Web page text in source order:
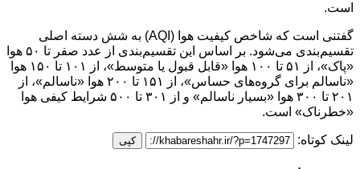
است.
گفتنی است که شاخص کیفیت هوا (AQI) به شش دسته اصلی
تقسیم‌بندی می‌شود. بر اساس این تقسیم‌بندی از عدد صفر تا ۵۰ هوا
«پاک»، از ۵۱ تا ۱۰۰ هوا «قابل قبول یا متوسط»، از ۱۰۱ تا ۱۵۰ هوا
«ناسالم برای گروه‌های حساس»، از ۱۵۱ تا ۲۰۰ هوا «ناسالم»، از
۲۰۱ تا ۳۰۰ هوا «بسیار ناسالم» و از ۳۰۱ تا ۵۰۰ شرایط کیفی هوا
«خطرناک» است.
لینک کوتاه: کپی